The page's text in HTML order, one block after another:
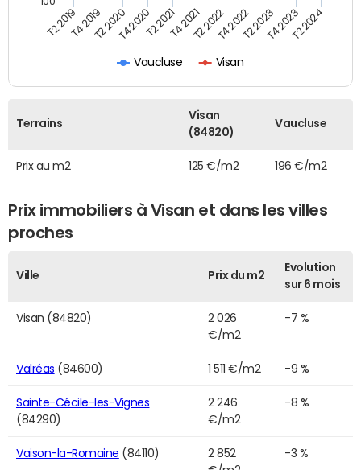
Vaucluse Visan
T2 2019T4 2019T2 2020T4 2020T2 2021T4 2021T2 2022T4 2022T2 2023T4 2023T2 2024
Terrains
Visan
(84820)
Vaucluse
Prix au m2 125 €/m2 196 €/m2
Prix immobiliers à Visan et dans les villes
proches
Ville Prix du m2
Evolution
sur 6 mois
Visan (84820)
2 026
€/m2
-7 %
Valréas (84600) 1 511 €/m2 -9 %
Sainte-Cécile-les-Vignes
(84290)
2 246
€/m2
-8 %
Vaison-la-Romaine (84110)
2 852
-3 %